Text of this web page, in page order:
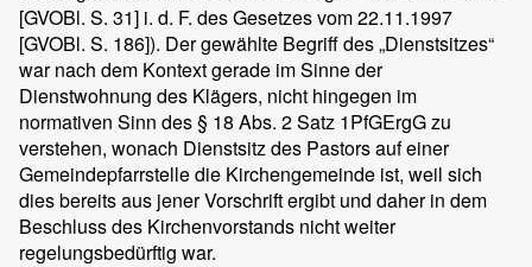
[GVOBl. S. 31] i. d. F. des Gesetzes vom 22.11.1997
[GVOBl. S. 186]). Der gewählte Begriff des „Dienstsitzes“
war nach dem Kontext gerade im Sinne der
Dienstwohnung des Klägers, nicht hingegen im
normativen Sinn des § 18 Abs. 2 Satz 1PfGErgG zu
verstehen, wonach Dienstsitz des Pastors auf einer
Gemeindepfarrstelle die Kirchengemeinde ist, weil sich
dies bereits aus jener Vorschrift ergibt und daher in dem
Beschluss des Kirchenvorstands nicht weiter
regelungsbedürftig war.